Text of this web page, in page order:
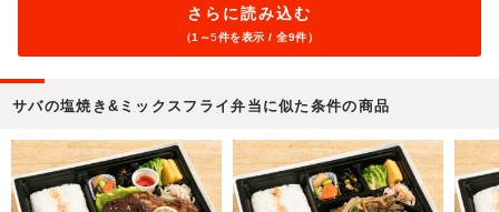
さらに読み込む
（1～5件を表示 / 全9件）
サバの塩焼き&ミックスフライ弁当に似た条件の商品